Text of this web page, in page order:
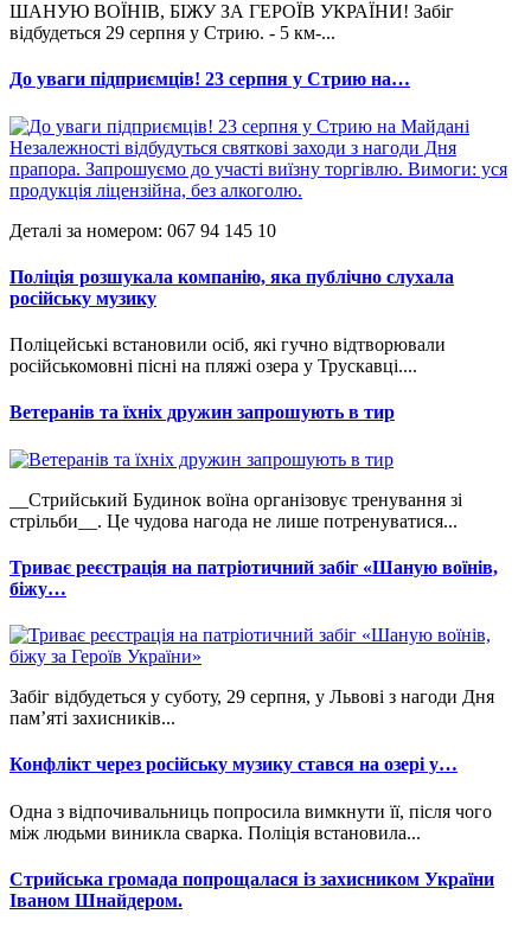
ШАНУЮ ВОЇНІВ, БІЖУ ЗА ГЕРОЇВ УКРАЇНИ! Забіг
відбудеться 29 серпня у Стрию. - 5 км-...
До уваги підприємців! 23 серпня у Стрию на…
Деталі за номером: 067 94 145 10
Поліція розшукала компанію, яка публічно слухала
російську музику
Поліцейські встановили осіб, які гучно відтворювали
російськомовні пісні на пляжі озера у Трускавці....
Ветеранів та їхніх дружин запрошують в тир
__Стрийський Будинок воїна організовує тренування зі
стрільби__. Це чудова нагода не лише потренуватися...
Триває реєстрація на патріотичний забіг «Шаную воїнів,
біжу…
Забіг відбудеться у суботу, 29 серпня, у Львові з нагоди Дня
пам’яті захисників...
Конфлікт через російську музику стався на озері у…
Одна з відпочивальниць попросила вимкнути її, після чого
між людьми виникла сварка. Поліція встановила...
Стрийська громада попрощалася із захисником України
Іваном Шнайдером.